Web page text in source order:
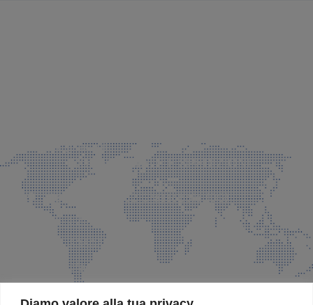
info@faeg.it
COMMERCIALE E SPEDIZIONI
Via Padre Elzi, 32 Grassobbio (BG)
035 525015
035 335037
info@faeg.it
SITE MAP